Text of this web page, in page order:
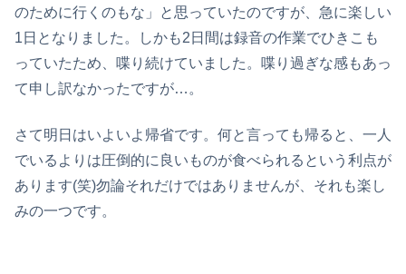
のために行くのもな」と思っていたのですが、急に楽しい
1日となりました。しかも2日間は録音の作業でひきこも
っていたため、喋り続けていました。喋り過ぎな感もあっ
て申し訳なかったですが…。
さて明日はいよいよ帰省です。何と言っても帰ると、一人
でいるよりは圧倒的に良いものが食べられるという利点が
あります(笑)勿論それだけではありませんが、それも楽し
みの一つです。